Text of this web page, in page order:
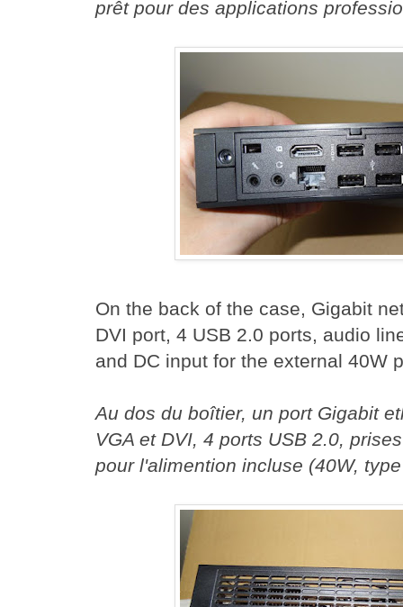
prêt pour des applications
On the back of the case, Gigabit
DVI port, 4 USB 2.0 ports, audio
and DC input for the external 40W
Au dos du boîtier, un port Gigabit
VGA et DVI, 4 ports USB 2.0,
pour l'alimention incluse (40W,